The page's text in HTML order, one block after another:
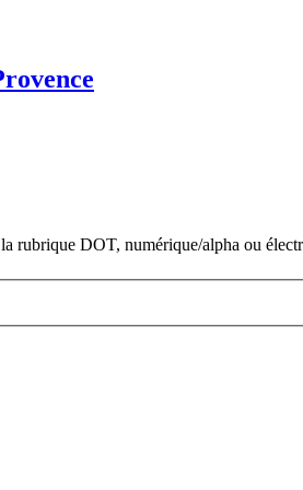
rubrique DOT, numérique/alpha ou